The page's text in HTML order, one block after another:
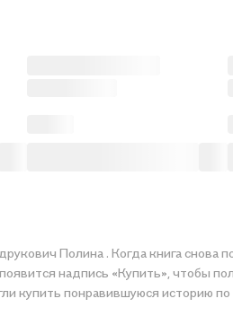
Полина . Когда книга снова
надпись «Купить», чтобы
купить понравившуюся историю